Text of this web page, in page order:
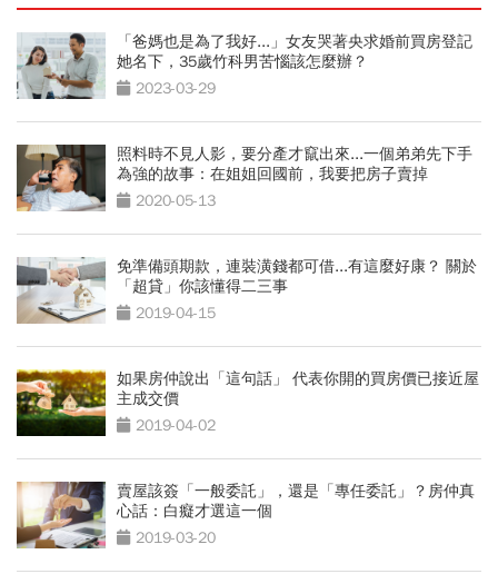
「爸媽也是為了我好...」女友哭著央求婚前買房登記
她名下，35歲竹科男苦惱該怎麼辦？
2023-03-29
照料時不見人影，要分產才竄出來...一個弟弟先下手
為強的故事：在姐姐回國前，我要把房子賣掉
2020-05-13
免準備頭期款，連裝潢錢都可借...有這麼好康？ 關於
「超貸」你該懂得二三事
2019-04-15
如果房仲說出「這句話」 代表你開的買房價已接近屋
主成交價
2019-04-02
賣屋該簽「一般委託」，還是「專任委託」？房仲真
心話：白癡才選這一個
2019-03-20